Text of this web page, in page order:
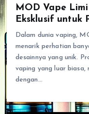
MOD Vape
Eksklusif untuk
Dalam dunia vaping,
menarik perhatian
desainnya yang unik.
vaping yang luar
dengan…